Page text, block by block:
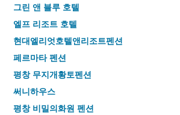
그린 앤 블루 호텔
엘프 리조트 호텔
현대엘리엇호텔앤리조트펜션
페르마타 펜션
평창 무지개황토펜션
써니하우스
평창 비밀의화원 펜션